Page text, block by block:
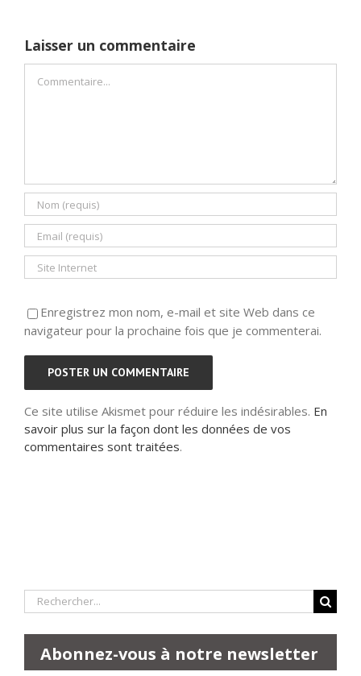
Laisser un commentaire
Enregistrez mon nom, e-mail et site Web dans ce
navigateur pour la prochaine fois que je commenterai.
Ce site utilise Akismet pour réduire les indésirables. En
savoir plus sur la façon dont les données de vos
commentaires sont traitées.
Rechercher:
Abonnez-vous à notre newsletter